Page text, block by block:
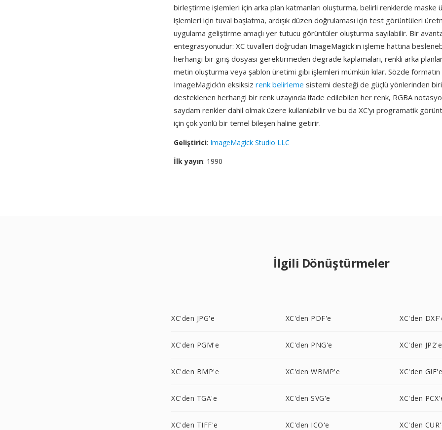
birleştirme işlemleri için arka plan katmanları oluşturma, belirli renklerde maske
işlemleri için tuval başlatma, ardışık düzen doğrulaması için test görüntüleri
uygulama geliştirme amaçlı yer tutucu görüntüler oluşturma sayılabilir. Bir
entegrasyonudur: XC tuvalleri doğrudan ImageMagick'ın işleme hattına
herhangi bir giriş dosyası gerektirmeden degrade kaplamaları, renkli arka
metin oluşturma veya şablon üretimi gibi işlemleri mümkün kılar. Sözde formatın
ImageMagick'ın eksiksiz renk belirleme sistemi desteği de güçlü yönlerinden
desteklenen herhangi bir renk uzayında ifade edilebilen her renk, RGBA
saydam renkler dahil olmak üzere kullanılabilir ve bu da XC'yı programatik
için çok yönlü bir temel bileşen haline getirir.
Geliştirici: ImageMagick Studio LLC
İlk yayın: 1990
İlgili Dönüştürmeler
XC'den JPG'e XC'den PDF'e XC'den
XC'den PGM'e XC'den PNG'e XC'den JP2'e
XC'den BMP'e XC'den WBMP'e XC'den GIF'e
XC'den TGA'e XC'den SVG'e XC'den
XC'den TIFF'e XC'den ICO'e XC'den